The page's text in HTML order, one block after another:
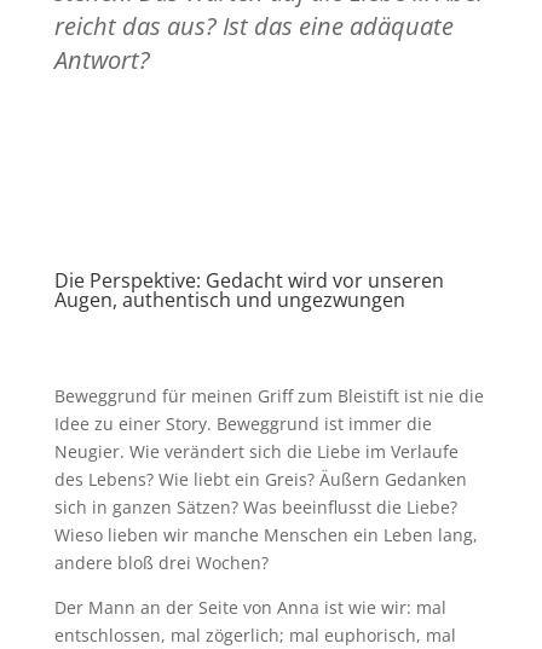
reicht das aus? Ist das eine adäquate
Antwort?
Die Perspektive: Gedacht wird vor unseren
Augen, authentisch und ungezwungen
Beweggrund für meinen Griff zum Bleistift ist nie die
Idee zu einer Story. Beweggrund ist immer die
Neugier. Wie verändert sich die Liebe im Verlaufe
des Lebens? Wie liebt ein Greis? Äußern Gedanken
sich in ganzen Sätzen? Was beeinflusst die Liebe?
Wieso lieben wir manche Menschen ein Leben lang,
andere bloß drei Wochen?
Der Mann an der Seite von Anna ist wie wir: mal
entschlossen, mal zögerlich; mal euphorisch, mal